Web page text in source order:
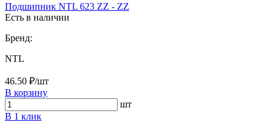
Подшипник NTL 623 ZZ - ZZ
Есть в наличии
Бренд:
NTL
46.50 ₽/шт
В корзину
шт
В 1 клик